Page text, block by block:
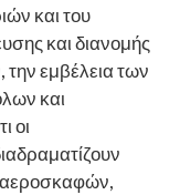
και του
και διανομής
εμβέλεια των
και
οι